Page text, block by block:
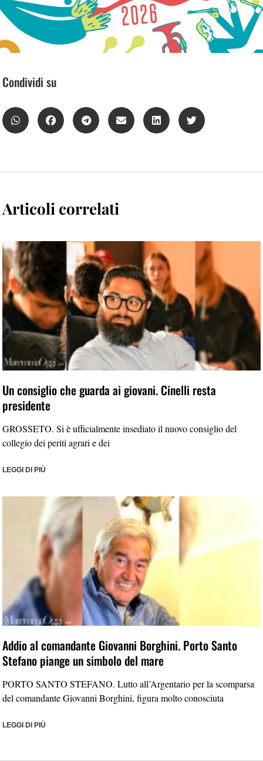
Condividi su
Articoli correlati
Un consiglio che guarda ai giovani. Cinelli resta
presidente
GROSSETO. Si è ufficialmente insediato il nuovo consiglio del
collegio dei periti agrari e dei
LEGGI DI PIÙ
Addio al comandante Giovanni Borghini. Porto Santo
Stefano piange un simbolo del mare
PORTO SANTO STEFANO. Lutto all’Argentario per la scomparsa
del comandante Giovanni Borghini, figura molto conosciuta
LEGGI DI PIÙ